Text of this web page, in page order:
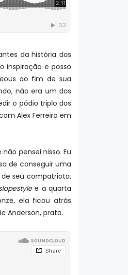
da história dos
inspiração e posso
ao fim de sua
não era um dos
o pódio triplo dos
Alex Ferreira em
pensei nisso. Eu
de conseguir uma
seu compatriota,
e a quarta
ela ficou atrás
Anderson, prata.